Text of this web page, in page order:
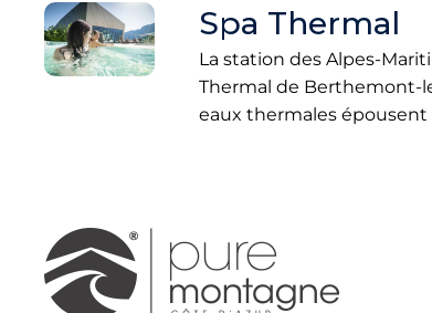
Spa Thermal
La station des Alpes-
Thermal de Berthemont-
eaux thermales épousent